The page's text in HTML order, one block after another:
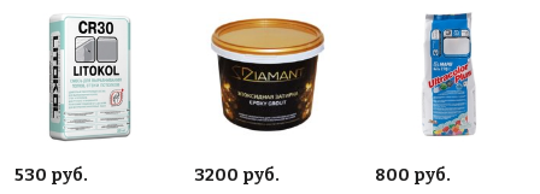
530 руб.
3200 руб.
800 руб.